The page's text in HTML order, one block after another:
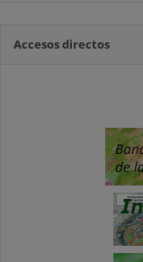
Accesos directos